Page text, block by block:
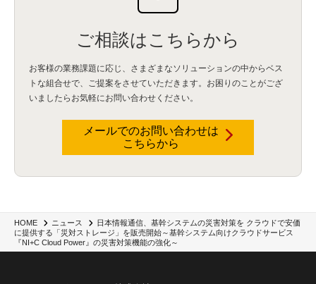
HOME ニュース
日本情報通信、基幹システムの災害対策を クラウドで安価
に提供する「災対ストレージ」を販売開始～基幹システム向けクラウドサービス
『NI+C Cloud Power』の災害対策機能の強化～
ご相談はこちらから
お客様の業務課題に応じ、さまざまなソリューションの中からベス
トな組合せで、
ご提案をさせていただきます。お困りのことがござ
いましたらお気軽にお問い合わせください。
メールでのお問い合わせは
こちらから